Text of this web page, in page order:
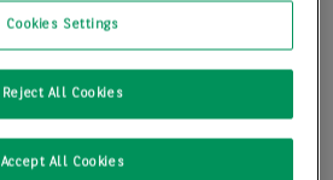
440,00 m
14,50 €/m
Cookies Settings
Reject All Cookies
Accept All Cookies